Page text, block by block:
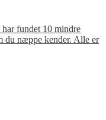
fundet 10 mindre
du næppe kender. Alle er